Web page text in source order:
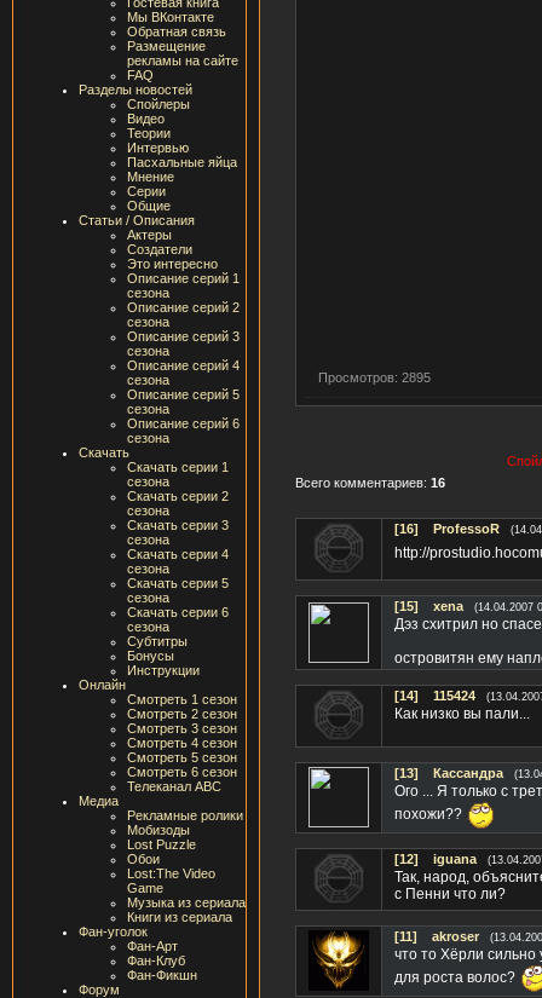
Мы ВКонтакте
Обратная связь
Размещение
рекламы на сайте
FAQ
Разделы новостей
Спойлеры
Видео
Теории
Интервью
Пасхальные яйца
Мнение
Серии
Общие
Статьи / Описания
Актеры
Создатели
Это интересно
Описание серий 1
сезона
Описание серий 2
сезона
Описание серий 3
сезона
Описание серий 4
сезона
Описание серий 5
сезона
Описание серий 6
сезона
Скачать
Скачать серии 1
сезона
Скачать серии 2
сезона
Скачать серии 3
сезона
Скачать серии 4
сезона
Скачать серии 5
сезона
Скачать серии 6
сезона
Субтитры
Бонусы
Инструкции
Онлайн
Смотреть 1 сезон
Смотреть 2 сезон
Смотреть 3 сезон
Смотреть 4 сезон
Смотреть 5 сезон
Смотреть 6 сезон
Телеканал ABC
Медиа
Рекламные ролики
Мобизоды
Lost Puzzle
Обои
Lost:The Video
Game
Музыка из сериала
Книги из сериала
Фан-уголок
Фан-Арт
Фан-Клуб
Фан-Фикшн
Форум
Просмотров: 2895
Всего комментариев: 16
[16] ProfessoR
http://
[15] xena (14.04.2007
Дэз схитрил но
островитян ему
[14] 115424
Как низко вы пали...
[13] Кассандра
Ого ... Я только с
похожи??
[12] iguana
Так, народ,
с Пенни что ли?
[11] akroser
что то Хёрли
для роста волос?